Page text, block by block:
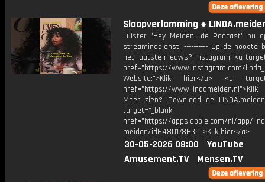
Slaapverlamming ●
Luister 'Hey Meiden, de Podcast' nu
streamingdienst. ---------- Op de hoogte
het laatste nieuws? Instagram: <a
href="https://www.instagram.com/
Website:">Klik hier</a> <a
href="https://
Meer zien? Download de
target="_blank"
href="https://apps.apple.com/nl/app/
meiden/id6480178639">Klik hier</a>
30-05-2026 08:00
YouTube
Amusement.TV
Mensen.TV